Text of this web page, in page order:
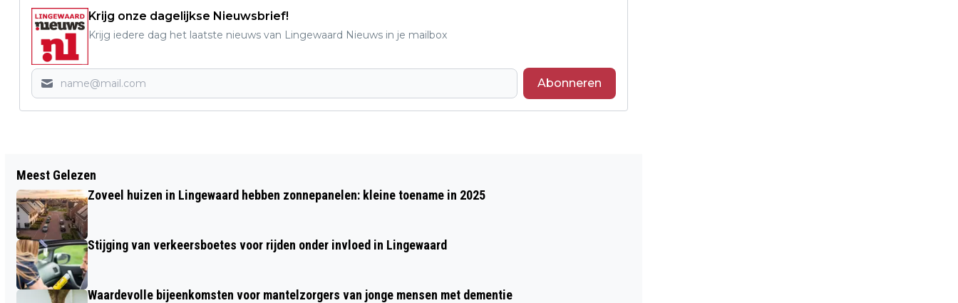
Krijg onze dagelijkse Nieuwsbrief!
Krijg iedere dag het laatste nieuws van Lingewaard Nieuws in je mailbox
Abonneren
DE VIERINGEN VAN R.K. PAROCHIE H.
MARIA MAGDALENA VOOR 22, 23 EN 27
NOVEMBER
Meest Gelezen
Zoveel huizen in Lingewaard hebben zonnepanelen: kleine toename in 2025
Stijging van verkeersboetes voor rijden onder invloed in Lingewaard
Waardevolle bijeenkomsten voor mantelzorgers van jonge mensen met dementie